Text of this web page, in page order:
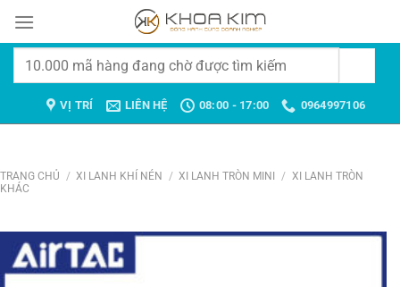
đến
Tìm
VỊ TRÍ LIÊN HỆ 08:00 - 17:00 0964997106
TRANG CHỦ / XI LANH KHÍ NÉN / XI LANH TRÒN MINI / XI LANH TRÒN
KHÁC